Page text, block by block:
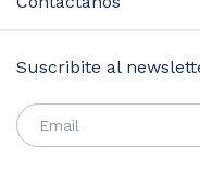
Suscribite al